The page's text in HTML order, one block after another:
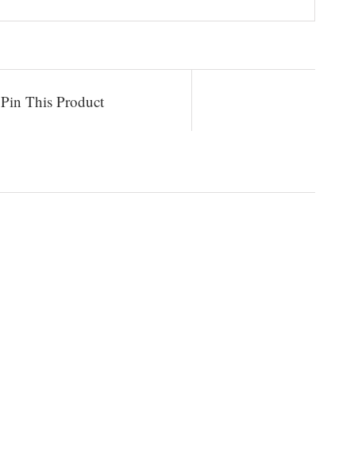
Pin This Product